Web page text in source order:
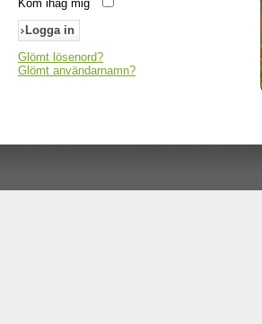
Kom ihåg mig
Glömt lösenord?
Glömt användarnamn?